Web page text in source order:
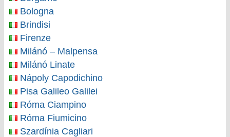
Bologna
Brindisi
Firenze
Milánó – Malpensa
Milánó Linate
Nápoly Capodichino
Pisa Galileo Galilei
Róma Ciampino
Róma Fiumicino
Szardínia Cagliari